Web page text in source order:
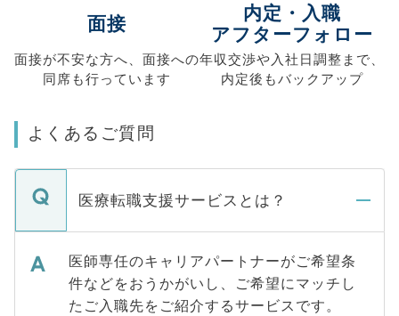
面接
面接が不安な方へ、 面接への
同席も行っています
内定・入職
アフターフォロー
年収交渉や入社日調整まで、
内定後もバックアップ
よくあるご質問
医療転職支援サービスとは？
医師専任のキャリアパートナーがご希望条
件などをおうかがいし、ご希望にマッチし
たご入職先をご紹介するサービスです。